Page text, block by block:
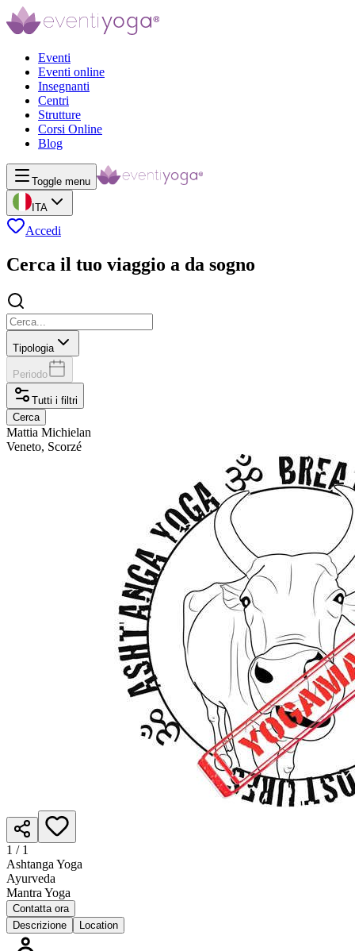
Eventi
Eventi online
Insegnanti
Centri
Strutture
Corsi Online
Blog
Toggle menu
ITA
Accedi
Cerca il tuo viaggio a da sogno
Tipologia
Periodo
Tutti i filtri
Cerca
Mattia Michielan
Veneto, Scorzé
1 / 1
Ashtanga Yoga
Ayurveda
Mantra Yoga
Contatta ora
Descrizione
Location